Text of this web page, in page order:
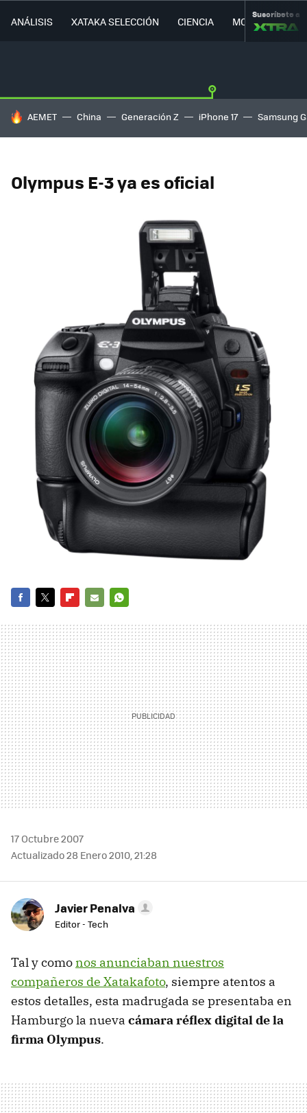
ANÁLISIS XATAKA SELECCIÓN CIENCIA MOVILIDAD
Suscríbete a
HOY SE HABLA DE
AEMET China Generación Z iPhone 17 Samsung
Olympus E-3 ya es oficial
MAIL
17 Octubre 2007
Actualizado 28 Enero 2010, 21:28
Javier Penalva
Editor - Tech
Tal y comonos anunciaban nuestros
compañeros de Xatakafoto, siempre atentos a
estos detalles, esta madrugada se presentaba en
Hamburgo la nueva cámara réflex digital de la
firma Olympus.